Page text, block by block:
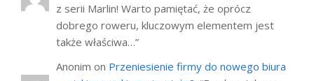
z serii Marlin! Warto pamiętać, że oprócz
dobrego roweru, kluczowym elementem jest
także właściwa…”
Anonim on Przeniesienie firmy do nowego biura